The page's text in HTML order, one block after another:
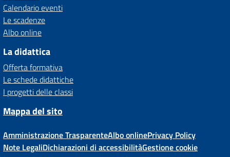
Calendario eventi
Le scadenze
Albo online
La didattica
Offerta formativa
Le schede didattiche
I progetti delle classi
Mappa del sito
Amministrazione TrasparenteAlbo onlinePrivacy Policy
Note LegaliDichiarazioni di accessibilitàGestione cookie